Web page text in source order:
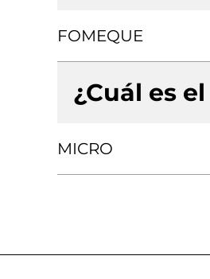
FOMEQUE
¿Cuál es
MICRO